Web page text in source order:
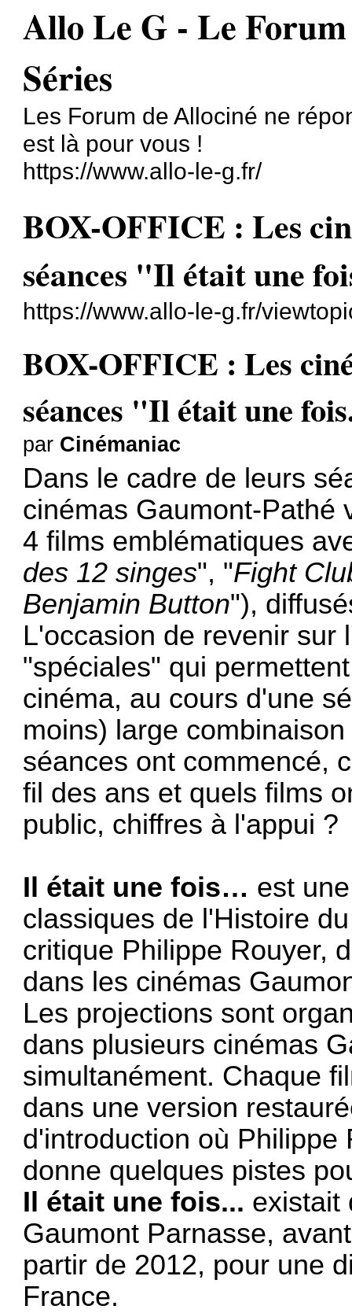
Allo Le G - Le
Séries
Les Forum de Allociné ne
est là pour vous !
https://www.allo-le-g.fr/
BOX-OFFICE : Les
séances "Il était une
https://www.allo-le-g.fr/
BOX-OFFICE : Les
séances "Il était une
par Cinémaniac
Dans le cadre de leurs
cinémas Gaumont-Pathé
4 films emblématiques
des 12 singes", "Fight
Benjamin Button"),
L'occasion de revenir sur
"spéciales" qui
cinéma, au cours d'une
moins) large
séances ont commencé,
fil des ans et quels films
public, chiffres à l'appui ?
Il était une fois… est
classiques de l'Histoire
critique Philippe Rouyer,
dans les cinémas
Les projections sont
dans plusieurs cinémas
simultanément. Chaque
dans une version
d'introduction où Philippe
donne quelques pistes
Il était une fois... existait
Gaumont Parnasse,
partir de 2012, pour une
France.